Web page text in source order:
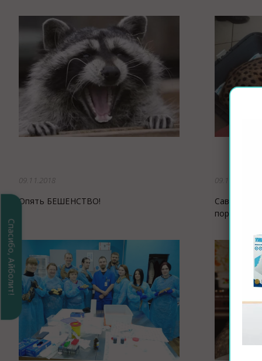
Спасибо, Айболит!
09.11.2018
Опять БЕШЕНСТВО!
09.11.2018
Саванна. А
породе